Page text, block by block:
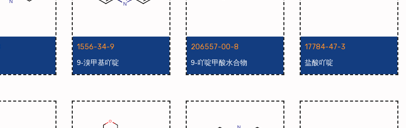
1556-34-9
9-溴甲基吖啶
206557-00-8
9-吖啶甲酸水合物
17784-47-3
盐酸吖啶